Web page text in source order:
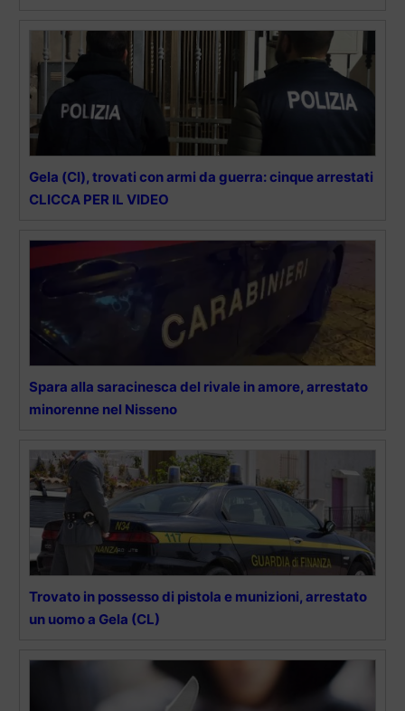
Gela (Cl), trovati con armi da guerra: cinque arrestati
CLICCA PER IL VIDEO
Spara alla saracinesca del rivale in amore, arrestato
minorenne nel Nisseno
Trovato in possesso di pistola e munizioni, arrestato
un uomo a Gela (CL)